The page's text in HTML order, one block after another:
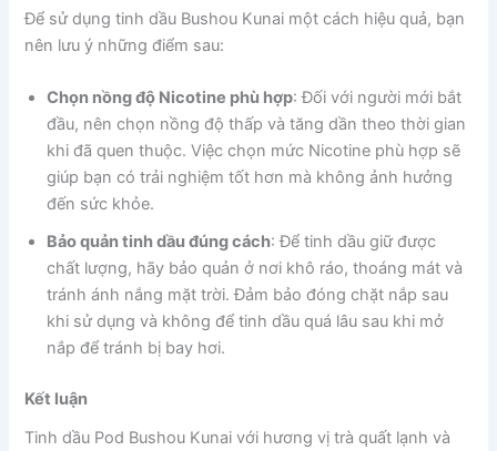
Để sử dụng tinh dầu Bushou Kunai một cách hiệu quả, bạn
nên lưu ý những điểm sau:
Chọn nồng độ Nicotine phù hợp: Đối với người mới bắt
đầu, nên chọn nồng độ thấp và tăng dần theo thời gian
khi đã quen thuộc. Việc chọn mức Nicotine phù hợp sẽ
giúp bạn có trải nghiệm tốt hơn mà không ảnh hưởng
đến sức khỏe.
Bảo quản tinh dầu đúng cách: Để tinh dầu giữ được
chất lượng, hãy bảo quản ở nơi khô ráo, thoáng mát và
tránh ánh nắng mặt trời. Đảm bảo đóng chặt nắp sau
khi sử dụng và không để tinh dầu quá lâu sau khi mở
nắp để tránh bị bay hơi.
Kết luận
Tinh dầu Pod Bushou Kunai với hương vị trà quất lạnh và